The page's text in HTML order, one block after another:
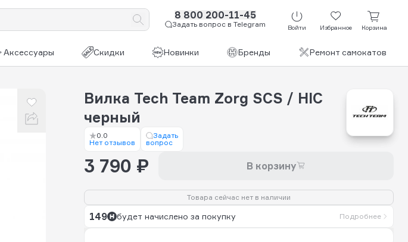
8 800 200-11-45
Задать вопрос в Telegram Войти Избранное Корзина
Аксессуары Скидки Новинки Бренды Ремонт самокатов
Вилка Tech Team Zorg SCS / HIC
черный
0.0
Нет отзывов
Задать
вопрос
3 790 ₽ В корзину
Товара сейчас нет в наличии
149 будет начислено за покупку Подробнее